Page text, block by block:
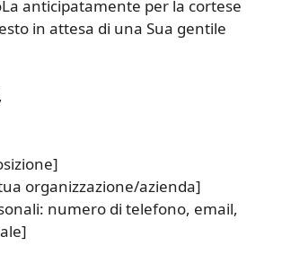
anticipatamente per la cortese
in attesa di una Sua gentile
organizzazione/azienda]
numero di telefono, email,